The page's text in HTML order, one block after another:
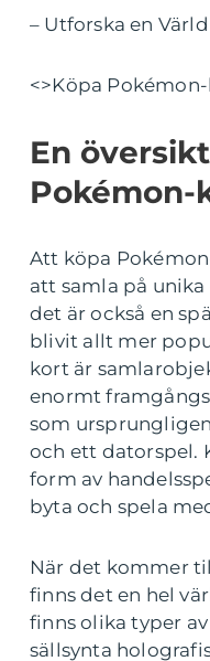
– Utforska en
<>Köpa
En
Pokémon-
Att köpa
att samla på
det är också en
blivit allt mer
kort är
enormt
som
och ett datorspel.
form av
byta och spela
När det kommer
finns det en hel
finns olika typer
sällsynta